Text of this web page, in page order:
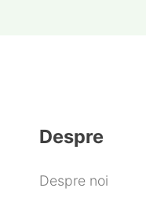
Despre
Despre noi